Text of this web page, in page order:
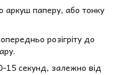
аркуш паперу, або тонку
розігріту до
15 секунд, залежно від